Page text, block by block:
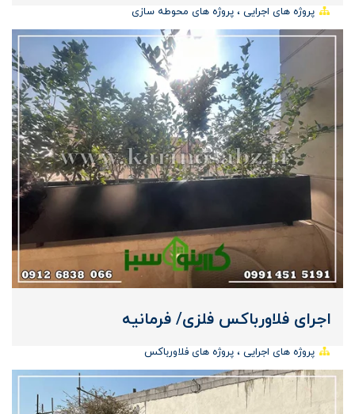
پروژه های اجرایی پروژه های محوطه سازی
اجرای فلاورباکس فلزی/ فرمانیه
پروژه های اجرایی پروژه های فلاورباکس